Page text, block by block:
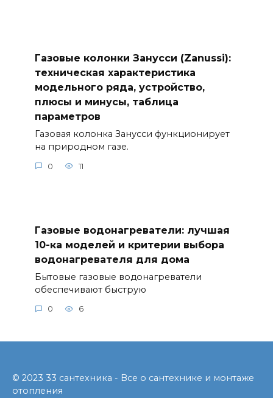
Газовые колонки Занусси (Zanussi):
техническая характеристика
модельного ряда, устройство,
плюсы и минусы, таблица
параметров
Газовая колонка Занусси функционирует
на природном газе.
0 11
Газовые водонагреватели: лучшая
10-ка моделей и критерии выбора
водонагревателя для дома
Бытовые газовые водонагреватели
обеспечивают быструю
0 6
© 2023 33 сантехника - Все о сантехнике и монтаже
отопления